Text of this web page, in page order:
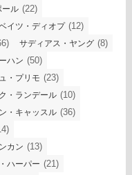
ール (22)
イツ・ディオプ(12)
サディアス・ヤング (8)
ハン (50)
・プリモ (23)
・ランデール (10)
・キャッスル (36)
カン (13)
ハーパー (21)